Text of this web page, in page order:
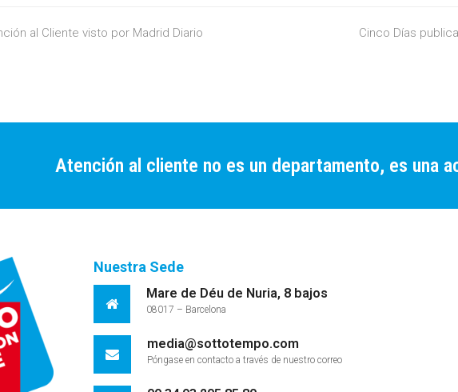
al Cliente visto por Madrid Diario
next
Cinco Días
Atención al cliente no es un departamento, es una
Nuestra Sede
Mare de Déu de Nuria, 8 bajos
08017 – Barcelona
media@sottotempo.com
Póngase en contacto a través de nuestro correo